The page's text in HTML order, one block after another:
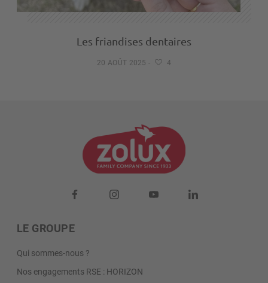
Les friandises dentaires
20 AOÛT 2025 - 4
LE GROUPE
Qui sommes-nous ?
Nos engagements RSE : HORIZON